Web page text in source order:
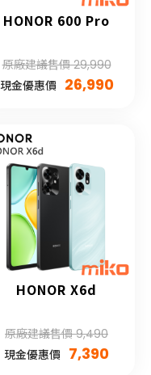
HONOR 600 Pro
原廠建議售價 29,990
現金優惠價 26,990
HONOR X6d
原廠建議售價 9,490
現金優惠價 7,390